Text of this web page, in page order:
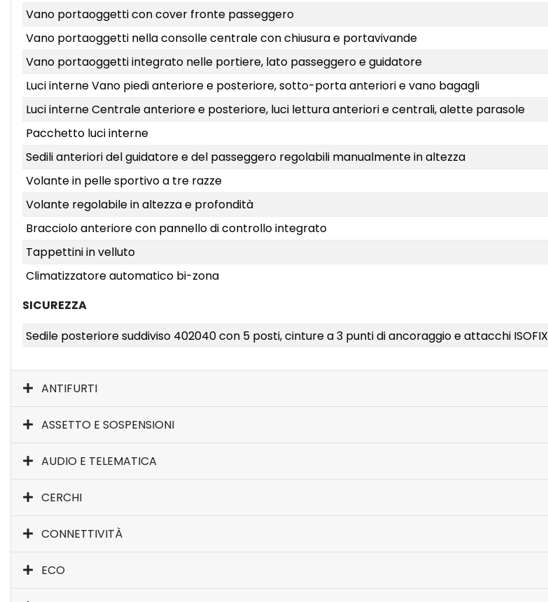
Vano portaoggetti con cover fronte passeggero
Vano portaoggetti nella consolle centrale con chiusura e portavivande
Vano portaoggetti integrato nelle portiere, lato passeggero e guidatore
Luci interne Vano piedi anteriore e posteriore, sotto-porta anteriori e vano bagagli
Luci interne Centrale anteriore e posteriore, luci lettura anteriori e centrali, alette parasole
Pacchetto luci interne
Sedili anteriori del guidatore e del passeggero regolabili manualmente in altezza
Volante in pelle sportivo a tre razze
Volante regolabile in altezza e profondità
Bracciolo anteriore con pannello di controllo integrato
Tappettini in velluto
Climatizzatore automatico bi-zona
SICUREZZA
Sedile posteriore suddiviso 402040 con 5 posti, cinture a 3 punti di ancoraggio e attacchi ISOFIX
ANTIFURTI
ASSETTO E SOSPENSIONI
AUDIO E TELEMATICA
CERCHI
CONNETTIVITÀ
ECO